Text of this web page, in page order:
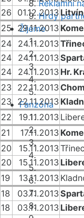
Reklamní
Hrdý
Žijeme
Fanzóna
26
01.12.2013
25
29.11.2013
24
24.11.2013
24
24.11.2013
24
24.11.2013 Hr.
23
22.11.2013
23
22.11.2013
22
19.11.2013
21
17.11.2013
20
15.11.2013Třinec
20
15.11.2013
19
13.11.2013
18
03.11.2013
18
03.11.2013